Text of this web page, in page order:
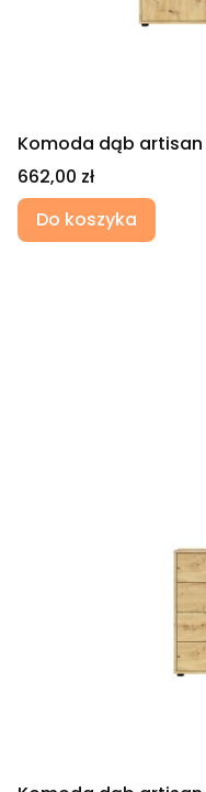
Komoda dąb artisan
Cena
662,00 zł
Do koszyka